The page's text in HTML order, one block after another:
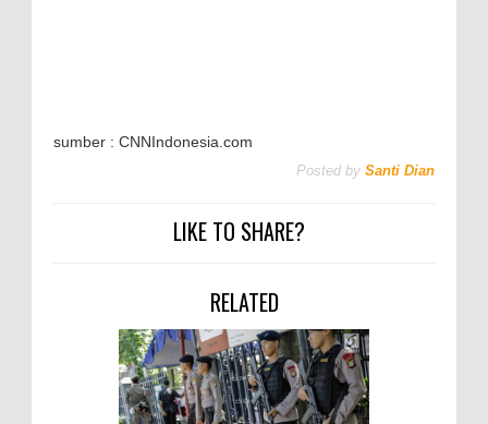
sumber : CNNIndonesia.com
Posted by Santi Dian
LIKE TO SHARE?
RELATED